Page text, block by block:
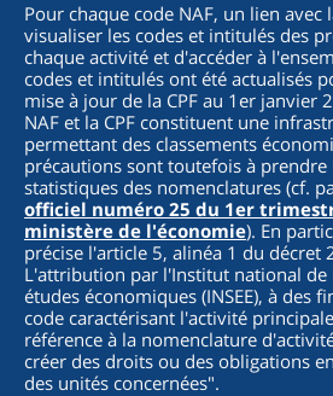
Pour chaque code NAF, un lien avec
visualiser les codes et intitulés des
chaque activité et d'accéder à
codes et intitulés ont été actualisés
mise à jour de la CPF au 1er janvier
NAF et la CPF constituent une
permettant des classements
précautions sont toutefois à
statistiques des nomenclatures (cf.
officiel numéro 25 du 1er
ministère de l'économie). En
précise l'article 5, alinéa 1 du décret
L'attribution par l'Institut national de
études économiques (INSEE), à des
code caractérisant l'activité
référence à la nomenclature
créer des droits ou des obligations
des unités concernées".